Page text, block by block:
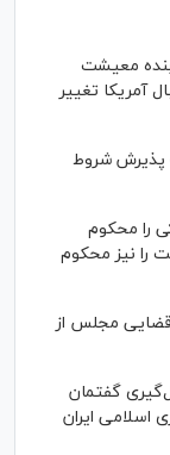
بنده معیشت
آمریکا تغییر
پذیرش شروط
را محکوم
را نیز محکوم
مجلس از
گفتمان
اسلامی ایران